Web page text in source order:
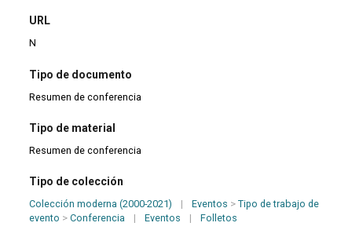
URL
N
Tipo de documento
Resumen de conferencia
Tipo de material
Resumen de conferencia
Tipo de colección
Colección moderna (2000-2021) | Eventos >Tipo de trabajo de
evento >Conferencia | Eventos | Folletos